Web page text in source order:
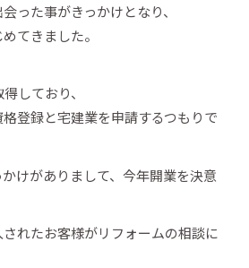
った事がきっかけとなり、
てきました。
しており、
登録と宅建業を申請するつもりで
けがありまして、今年開業を決意
れたお客様がリフォームの相談に